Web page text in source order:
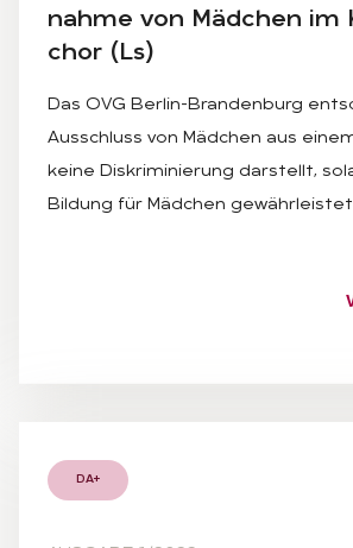
nah­me von Mäd­chen im
chor (Ls)
Das OVG Berlin-Brandenburg
Ausschluss von Mädchen aus
keine Diskriminierung darstellt,
Bildung für Mädchen
DA+